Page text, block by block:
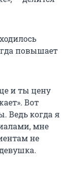
повышает
и ты цену
Вот
Ведь когда я
мне
не